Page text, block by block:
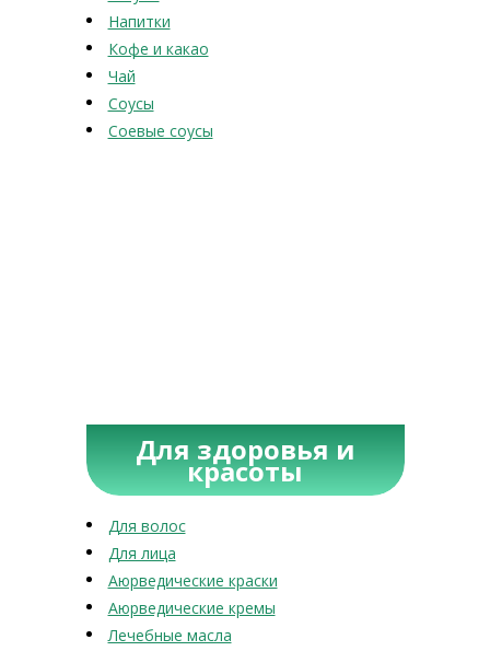
Напитки
Кофе и какао
Чай
Соусы
Соевые соусы
Для здоровья и
красоты
Для волос
Для лица
Аюрведические краски
Аюрведические кремы
Лечебные масла